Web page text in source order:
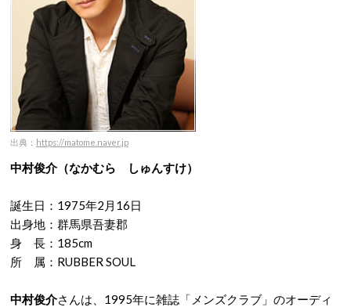
出典： https://matome.naver.jp
中村俊介（なかむら しゅんすけ）
誕生日：1975年2月16日
出身地：群馬県吾妻郡
身 長：185cm
所 属：RUBBER SOUL
中村俊介さんは、 1995年に雑誌「メンズクラブ」のオーディ